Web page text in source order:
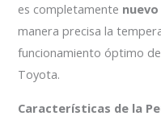
es completamente nuevo
manera precisa la
funcionamiento óptimo
Toyota.
Características de la